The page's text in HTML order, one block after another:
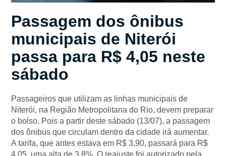
Passagem dos ônibus
municipais de Niterói
passa para R$ 4,05 neste
sábado
Passageiros que utilizam as linhas municipais de
Niterói, na Região Metropolitana do Rio, devem preparar
o bolso. Pois a partir deste sábado (13/07), a passagem
dos ônibus que circulam dentro da cidade irá aumentar.
A tarifa, que antes estava em R$ 3,90, passará para R$